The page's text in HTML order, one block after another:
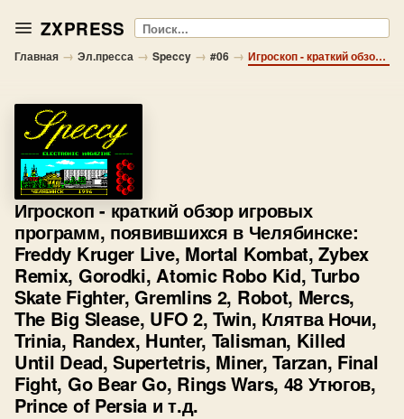
ZXPRESS Поиск
Главная → Эл.пресса → Speccy → #06 → Игроскоп - краткий обзор игровых программ, появившихся в Челябинске: Freddy Kruger Live, Mortal Kombat, Zybex Remix, Gorodki, Atomic Robo Kid, Turbo Skate Fighter, Gremlins 2, Robot, Mercs, The Big Slease, UFO 2, Twin, Клятва Ночи, Trinia, Randex, Hunter, Talisman, Killed Until Dead, Supertetris, Miner, Tarzan, Final Fight, Go Bear Go, Rings Wars, 48 Утюгов, Prince of Persia и т.д.
Игроскоп - краткий обзор игровых
программ, появившихся в Челябинске:
Freddy Kruger Live, Mortal Kombat, Zybex
Remix, Gorodki, Atomic Robo Kid, Turbo
Skate Fighter, Gremlins 2, Robot, Mercs,
The Big Slease, UFO 2, Twin, Клятва Ночи,
Trinia, Randex, Hunter, Talisman, Killed
Until Dead, Supertetris, Miner, Tarzan, Final
Fight, Go Bear Go, Rings Wars, 48 Утюгов,
Prince of Persia и т.д.